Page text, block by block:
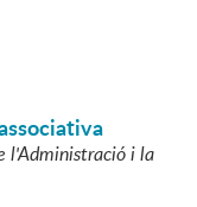
l'Administració i la